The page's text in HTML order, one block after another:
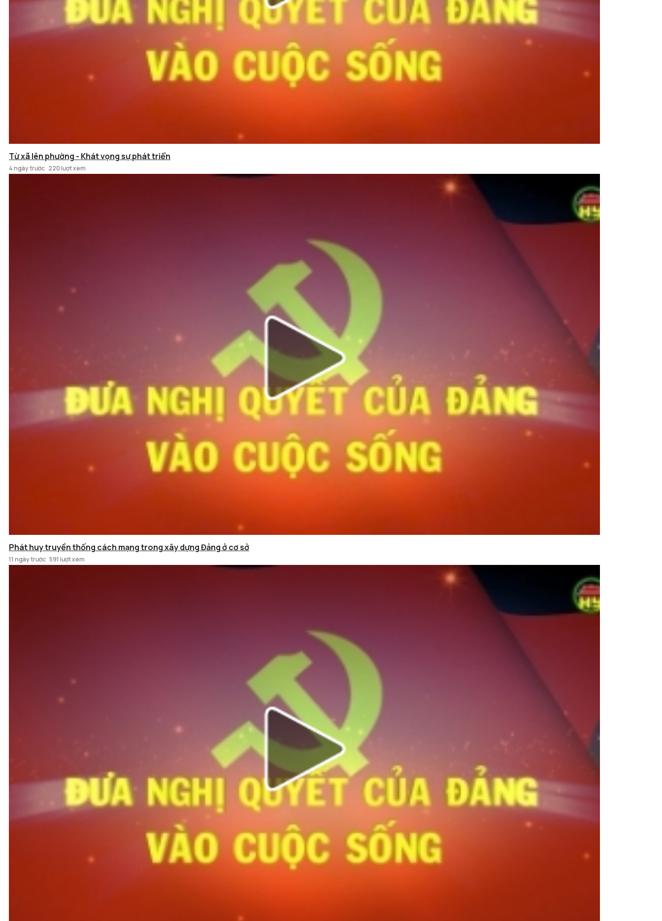
Từ xã lên phường - Khát vọng sự phát triển
4 ngày trước 220 lượt xem
Phát huy truyền thống cách mạng trong xây dựng Đảng ở cơ sở
11 ngày trước 591 lượt xem